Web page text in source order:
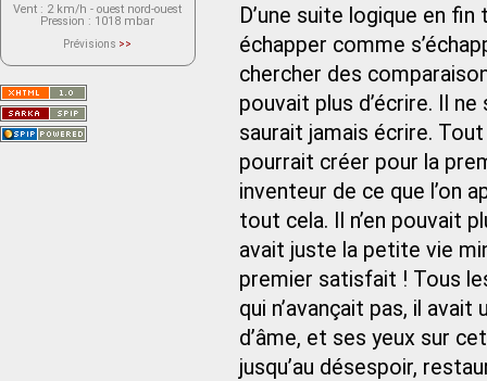
D’une suite logique en
échapper comme
chercher des
pouvait plus d’écrire. Il
saurait jamais écrire.
pourrait créer pour la
inventeur de ce que l’on
tout cela. Il n’en pouvait
avait juste la petite vie
premier satisfait ! Tous
qui n’avançait pas, il
d’âme, et ses yeux sur
jusqu’au désespoir,
Vent : 2 km/h - ouest nord-ouest
Pression : 1018 mbar
Prévisions >>
actuellement aucune prévision
Saint-Nom.
Veuillez consulter le message du
service ci-dessous.
(401 - Invalid API key. Please see
https://openweathermap.org/faq#error401